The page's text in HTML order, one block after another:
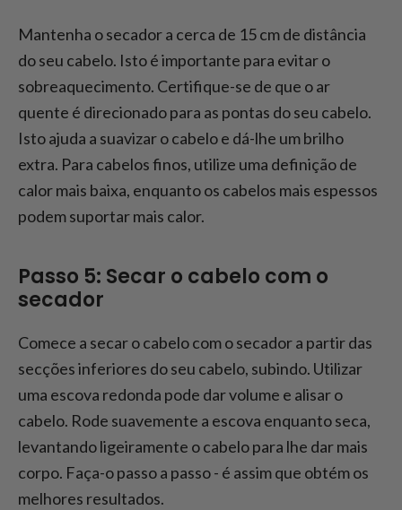
Mantenha o secador a cerca de 15 cm de distância
do seu cabelo. Isto é importante para evitar o
sobreaquecimento. Certifique-se de que o ar
quente é direcionado para as pontas do seu cabelo.
Isto ajuda a suavizar o cabelo e dá-lhe um brilho
extra. Para cabelos finos, utilize uma definição de
calor mais baixa, enquanto os cabelos mais espessos
podem suportar mais calor.
Passo 5: Secar o cabelo com o
secador
Comece a secar o cabelo com o secador a partir das
secções inferiores do seu cabelo, subindo. Utilizar
uma escova redonda pode dar volume e alisar o
cabelo. Rode suavemente a escova enquanto seca,
levantando ligeiramente o cabelo para lhe dar mais
corpo. Faça-o passo a passo - é assim que obtém os
melhores resultados.